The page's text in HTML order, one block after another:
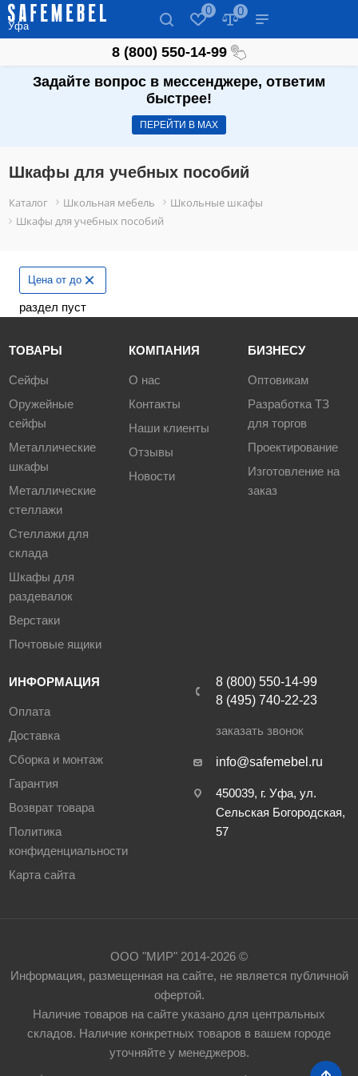
Уфа
0 0
8 (800) 550-14-99
Задайте вопрос в мессенджере, ответим
быстрее!
ПЕРЕЙТИ В МАХ
Шкафы для учебных пособий
Каталог Школьная мебель
Школьные шкафы
Шкафы для учебных пособий
Цена от до
раздел пуст
ТОВАРЫ
Сейфы
Оружейные
сейфы
Металлические
шкафы
Металлические
стеллажи
Стеллажи для
склада
Шкафы для
раздевалок
Верстаки
Почтовые ящики
КОМПАНИЯ
О нас
Контакты
Наши клиенты
Отзывы
Новости
БИЗНЕСУ
Оптовикам
Разработка ТЗ
для торгов
Проектирование
Изготовление на
заказ
ИНФОРМАЦИЯ
Оплата
Доставка
Сборка и монтаж
Гарантия
Возврат товара
Политика
конфиденциальности
Карта сайта
8 (800) 550-14-99
8 (495) 740-22-23
заказать звонок
info@safemebel.ru
450039, г. Уфа, ул.
Сельская Богородская,
57
ООО "МИР" 2014-2026 ©
Информация, размещенная на сайте, не является публичной
офертой.
Наличие товаров на сайте указано для центральных
складов. Наличие конкретных товаров в вашем городе
уточняйте у менеджеров.